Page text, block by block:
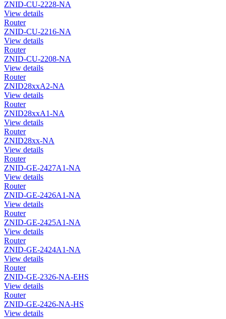
ZNID-CU-2228-NA
View details
Router
ZNID-CU-2216-NA
View details
Router
ZNID-CU-2208-NA
View details
Router
ZNID28xxA2-NA
View details
Router
ZNID28xxA1-NA
View details
Router
ZNID28xx-NA
View details
Router
ZNID-GE-2427A1-NA
View details
Router
ZNID-GE-2426A1-NA
View details
Router
ZNID-GE-2425A1-NA
View details
Router
ZNID-GE-2424A1-NA
View details
Router
ZNID-GE-2326-NA-EHS
View details
Router
ZNID-GE-2426-NA-HS
View details